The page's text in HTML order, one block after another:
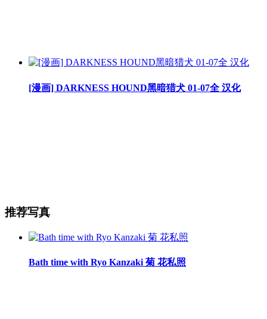
[漫画] DARKNESS HOUND黑暗猎犬 01-07全 汉化
推荐写真
Bath time with Ryo Kanzaki 菊 花私照